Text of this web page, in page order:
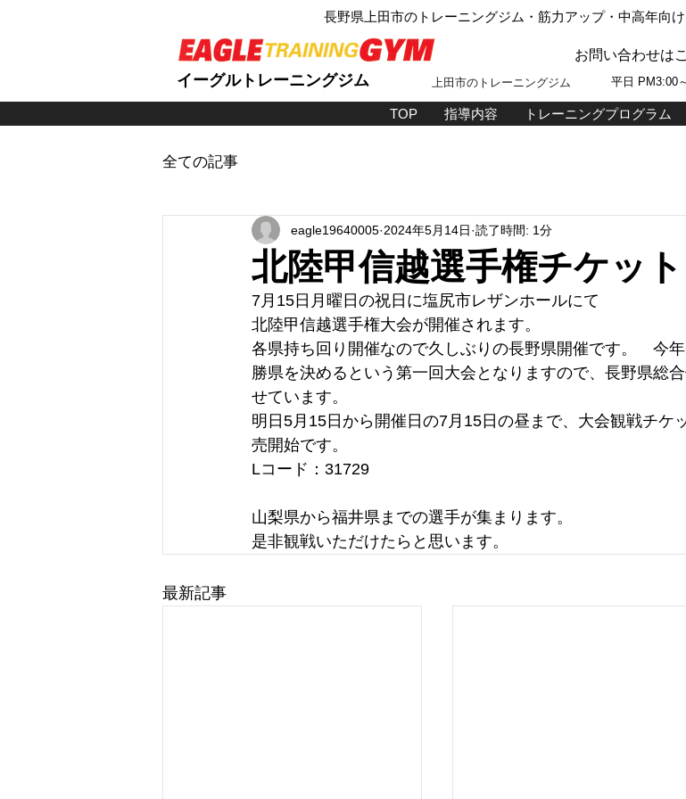
長野県上田市のトレーニングジム・筋力アップ・中高年向
イーグルトレーニングジム
お問い合わせは
平日 P M3:00
上田市のトレーニングジム
TOP 指導内容 トレーニングプログラム
全ての記事
北陸甲信越選手権チケット
eagle19640005 2024年5月14日 読了時間: 1分
7月15日月曜日の祝日に塩尻市レザンホールにて
北陸甲信越選手権大会が開催されます。
各県持ち回り開催なので久しぶりの長野県開催です。　今
勝県を決めるという第一回大会となりますので、長野県総
せています。
明日5月15日から開催日の7月15日の昼まで、大会観戦チケ
売開始です。
Lコード：31729
山梨県から福井県までの選手が集まります。
是非観戦いただけたらと思います。
最新記事